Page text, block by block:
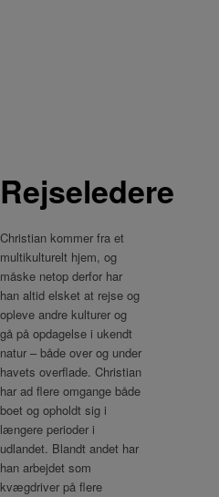
Rejseledere
Christian kommer fra et
multikulturelt hjem, og
måske netop derfor har
han altid elsket at rejse og
opleve andre kulturer og
gå på opdagelse i ukendt
natur – både over og under
havets overflade. Christian
har ad flere omgange både
boet og opholdt sig i
længere perioder i
udlandet. Blandt andet har
han arbejdet som
kvægdriver på flere